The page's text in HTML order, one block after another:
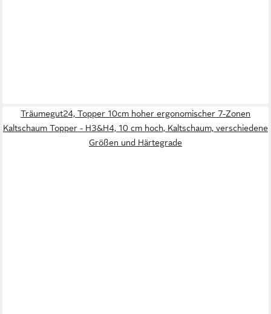
Träumegut24, Topper 10cm hoher ergonomischer 7-Zonen
Kaltschaum Topper - H3&H4, 10 cm hoch, Kaltschaum, verschiedene
Größen und Härtegrade